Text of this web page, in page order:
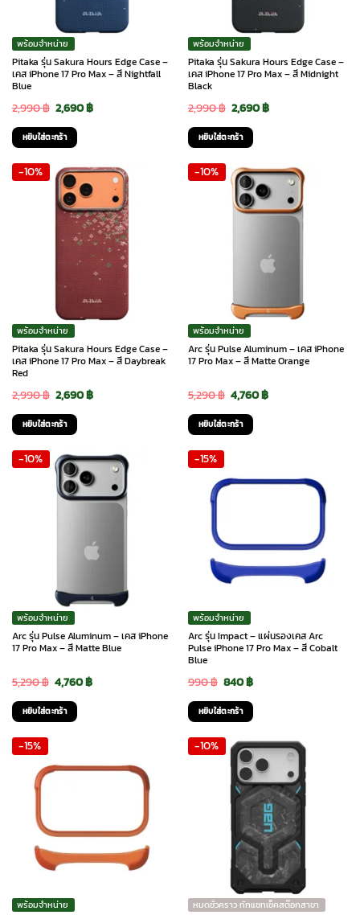
พร้อมจำหน่าย
Pitaka รุ่น Sakura Hours Edge Case –
เคส iPhone 17 Pro Max – สี Nightfall
Blue
2,990฿ Original
price
was:
2,990 ฿.
2,690฿Current
2,690 ฿.
หยิบใส่ตะกร้า
พร้อมจำหน่าย
Pitaka รุ่น Sakura Hours Edge Case –
เคส iPhone 17 Pro Max – สี Midnight
Black
2,990฿ Original
price
was:
2,990 ฿.
2,690฿Current
2,690 ฿.
หยิบใส่ตะกร้า
-10%
พร้อมจำหน่าย
Pitaka รุ่น Sakura Hours Edge Case –
เคส iPhone 17 Pro Max – สี Daybreak
Red
2,990฿ Original
price
was:
2,990 ฿.
2,690฿Current
2,690 ฿.
หยิบใส่ตะกร้า
-10%
พร้อมจำหน่าย
Arc รุ่น Pulse Aluminum – เคส iPhone
17 Pro Max – สี Matte Orange
5,290฿ Original
price
was:
4,760฿Current
หยิบใส่ตะกร้า
-10%
พร้อมจำหน่าย
Arc รุ่น Pulse Aluminum – เคส iPhone
17 Pro Max – สี Matte Blue
5,290฿ Original
price
was:
4,760฿Current
หยิบใส่ตะกร้า
-15%
พร้อมจำหน่าย
Arc รุ่น Impact – แผ่นรองเคส Arc
Pulse iPhone 17 Pro Max – สี Cobalt
Blue
990฿ Original
price
was:
990 ฿.
840฿Current
price
840 ฿.
หยิบใส่ตะกร้า
-15%
พร้อมจำหน่าย
-10%
หมดชั่วคราว ทักแชทเช็คสต๊อกสาขา